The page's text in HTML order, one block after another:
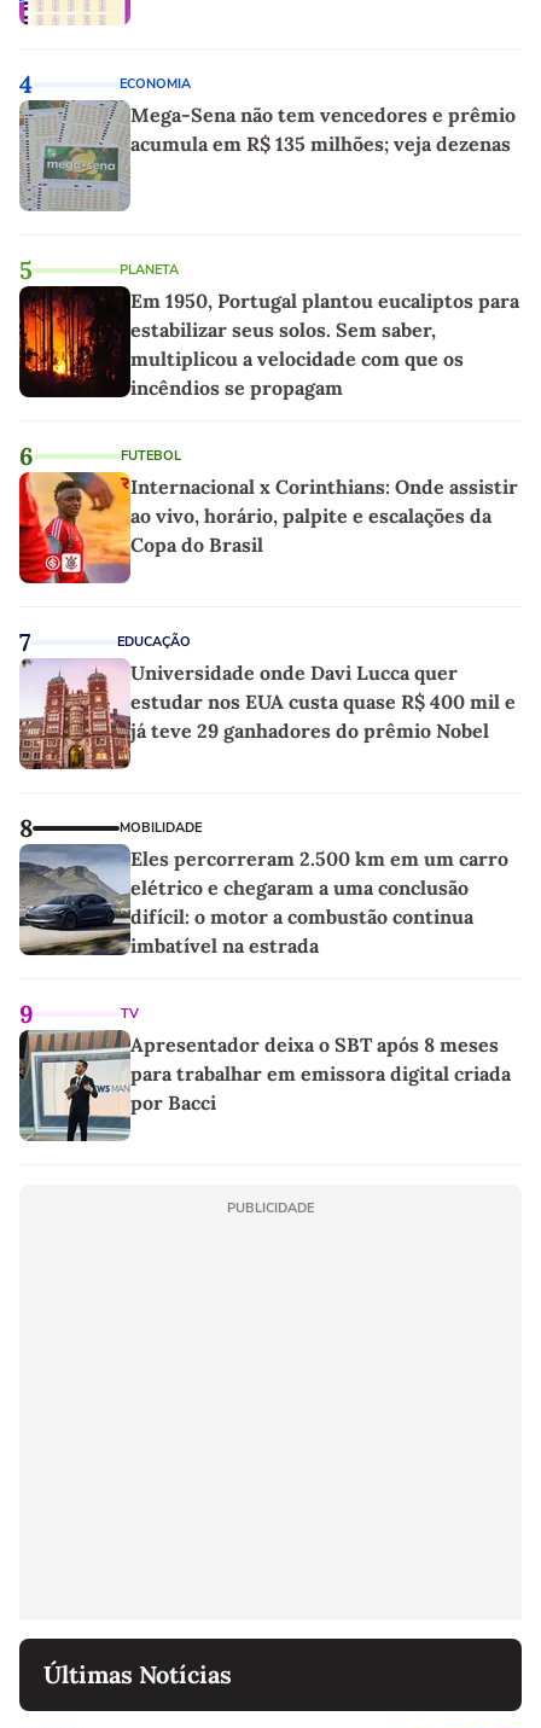
4 ECONOMIA
Mega-Sena não tem vencedores e prêmio
acumula em R$ 135 milhões; veja dezenas
5 PLANETA
Em 1950, Portugal plantou eucaliptos para
estabilizar seus solos. Sem saber,
multiplicou a velocidade com que os
incêndios se propagam
6 FUTEBOL
Internacional x Corinthians: Onde assistir
ao vivo, horário, palpite e escalações da
Copa do Brasil
7 EDUCAÇÃO
Universidade onde Davi Lucca quer
estudar nos EUA custa quase R$ 400 mil e
já teve 29 ganhadores do prêmio Nobel
8 MOBILIDADE
Eles percorreram 2.500 km em um carro
elétrico e chegaram a uma conclusão
difícil: o motor a combustão continua
imbatível na estrada
9 TV
Apresentador deixa o SBT após 8 meses
para trabalhar em emissora digital criada
por Bacci
PUBLICIDADE
Últimas Notícias